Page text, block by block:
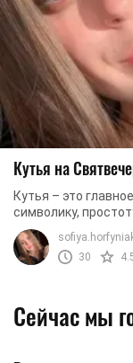
Кутья на
Кутья – это
символику,
нежной, ароматной
30
Сейчас мы